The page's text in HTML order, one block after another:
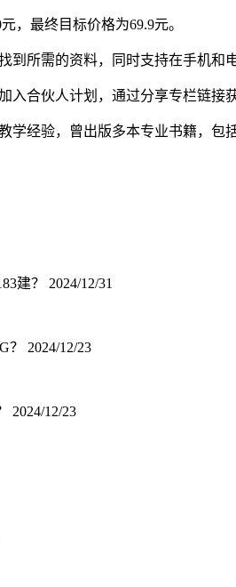
，最终目标价格为69.9元。
到所需的资料，同时支持在手机和
入合伙人计划，通过分享专栏链接
学经验，曾出版多本专业书籍，包
建？ 2024/12/31
？ 2024/12/23
2024/12/23